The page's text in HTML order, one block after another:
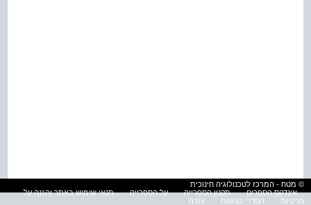
© מטח - המרכז לטכנולוגיה חינוכית
אינדקס הספרים
תקנון הספרייה על הספרייה
תנאי שימוש באתר והגנה על
פרטיות
הסדרי נגישות עזרה